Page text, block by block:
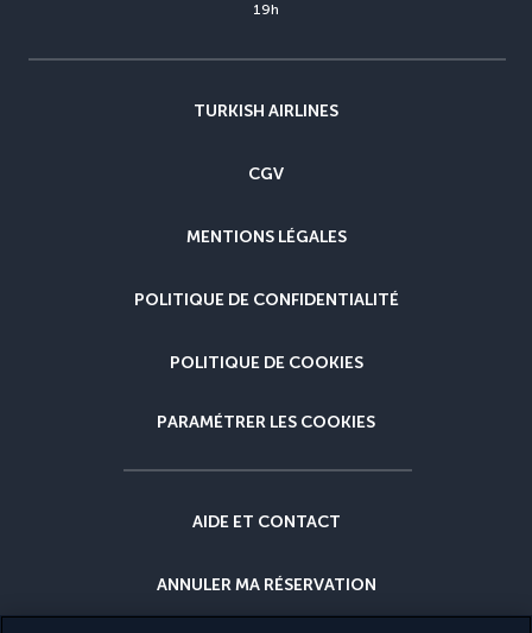
19h
TURKISH AIRLINES
CGV
MENTIONS LÉGALES
POLITIQUE DE CONFIDENTIALITÉ
POLITIQUE DE COOKIES
PARAMÉTRER LES COOKIES
AIDE ET CONTACT
ANNULER MA RÉSERVATION